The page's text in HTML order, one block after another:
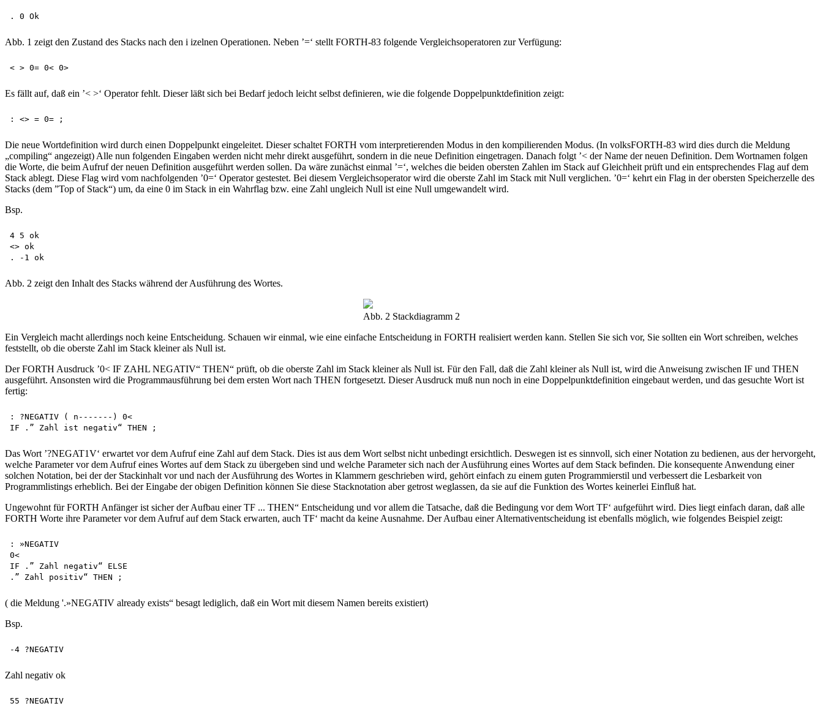
Abb. 1 zeigt den Zustand des Stacks nach den i izelnen Operationen. Neben ’=‘ stellt FORTH-83 folgende Vergleichsoperatoren zur Verfügung:
Es fällt auf, daß ein ’< >‘ Operator fehlt. Dieser läßt sich bei Bedarf jedoch leicht selbst definieren, wie die folgende Doppelpunktdefinition zeigt:
Die neue Wortdefinition wird durch einen Doppelpunkt eingeleitet. Dieser schaltet FORTH vom interpretierenden Modus in den kompilierenden Modus. (In volksFORTH-83 wird dies durch die Meldung
„compiling“ angezeigt) Alle nun folgenden Eingaben werden nicht mehr direkt ausgeführt, sondern in die neue Definition eingetragen. Danach folgt ’< der Name der neuen Definition. Dem Wortnamen folgen
die Worte, die beim Aufruf der neuen Definition ausgeführt werden sollen. Da wäre zunächst einmal ’=‘, welches die beiden obersten Zahlen im Stack auf Gleichheit prüft und ein entsprechendes Flag auf dem
Stack ablegt. Diese Flag wird vom nachfolgenden ’0=‘ Operator gestestet. Bei diesem Vergleichsoperator wird die oberste Zahl im Stack mit Null verglichen. ’0=‘ kehrt ein Flag in der obersten Speicherzelle des
Stacks (dem ”Top of Stack“) um, da eine 0 im Stack in ein Wahrflag bzw. eine Zahl ungleich Null ist eine Null umgewandelt wird.
Bsp.
4 5 ok
<> ok
Abb. 2 zeigt den Inhalt des Stacks während der Ausführung des Wortes.
Abb. 2 Stackdiagramm 2
Ein Vergleich macht allerdings noch keine Entscheidung. Schauen wir einmal, wie eine einfache Entscheidung in FORTH realisiert werden kann. Stellen Sie sich vor, Sie sollten ein Wort schreiben, welches
feststellt, ob die oberste Zahl im Stack kleiner als Null ist.
Der FORTH Ausdruck ’0< IF ZAHL NEGATIV“ THEN“ prüft, ob die oberste Zahl im Stack kleiner als Null ist. Für den Fall, daß die Zahl kleiner als Null ist, wird die Anweisung zwischen IF und THEN
ausgeführt. Ansonsten wird die Programmausführung bei dem ersten Wort nach THEN fortgesetzt. Dieser Ausdruck muß nun noch in eine Doppelpunktdefinition eingebaut werden, und das gesuchte Wort ist
fertig:
: ?NEGATIV ( n-------) 0<
Das Wort ’?NEGAT1V‘ erwartet vor dem Aufruf eine Zahl auf dem Stack. Dies ist aus dem Wort selbst nicht unbedingt ersichtlich. Deswegen ist es sinnvoll, sich einer Notation zu bedienen, aus der hervorgeht,
welche Parameter vor dem Aufruf eines Wortes auf dem Stack zu übergeben sind und welche Parameter sich nach der Ausführung eines Wortes auf dem Stack befinden. Die konsequente Anwendung einer
solchen Notation, bei der der Stackinhalt vor und nach der Ausführung des Wortes in Klammern geschrieben wird, gehört einfach zu einem guten Programmierstil und verbessert die Lesbarkeit von
Programmlistings erheblich. Bei der Eingabe der obigen Definition können Sie diese Stacknotation aber getrost weglassen, da sie auf die Funktion des Wortes keinerlei Einfluß hat.
Ungewohnt für FORTH Anfänger ist sicher der Aufbau einer TF ... THEN“ Entscheidung und vor allem die Tatsache, daß die Bedingung vor dem Wort TF‘ aufgeführt wird. Dies liegt einfach daran, daß alle
FORTH Worte ihre Parameter vor dem Aufruf auf dem Stack erwarten, auch TF‘ macht da keine Ausnahme. Der Aufbau einer Alternativentscheidung ist ebenfalls möglich, wie folgendes Beispiel zeigt:
: »NEGATIV
0<
IF .” Zahl negativ“ ELSE
( die Meldung '.»NEGATIV already exists“ besagt lediglich, daß ein Wort mit diesem Namen bereits existiert)
Bsp.
Zahl negativ ok